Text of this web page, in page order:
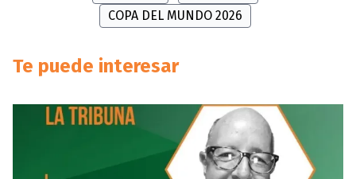
COPA DEL MUNDO 2026
Te puede interesar